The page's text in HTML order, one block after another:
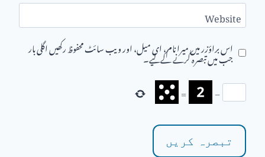
Website
اس براؤزر میں میرا نام، ای میل، اور ویب سائٹ محفوظ رکھیں اگلی بار
جب میں تبصرہ کرنے کےلیے۔
−
=